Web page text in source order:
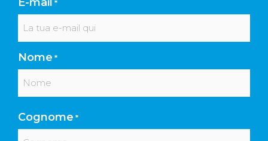
E-mail *
Nome *
Cognome *